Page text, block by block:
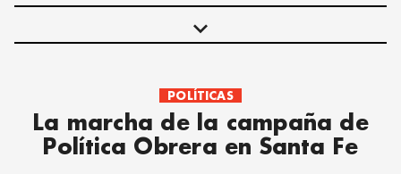
keyboard_arrow_down
POLÍTICAS
INTERNACIONALES
MOVIMIENTO OBRERO
POLÍTICAS
La marcha de la campaña de
Política Obrera en Santa Fe